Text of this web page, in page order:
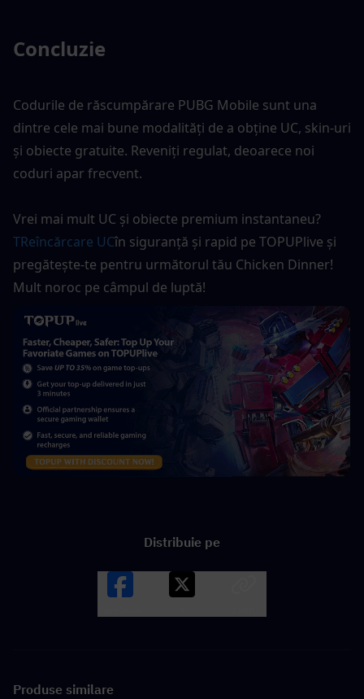
Concluzie
Codurile de răscumpărare PUBG Mobile sunt una
dintre cele mai bune modalități de a obține UC, skin-uri
și obiecte gratuite. Reveniți regulat, deoarece noi
coduri apar frecvent.
Vrei mai mult UC și obiecte premium instantaneu?
TReîncărcare UCîn siguranță și rapid pe TOPUPlive și
pregătește-te pentru următorul tău Chicken Dinner!
Mult noroc pe câmpul de luptă!
Distribuie pe
Produse similare